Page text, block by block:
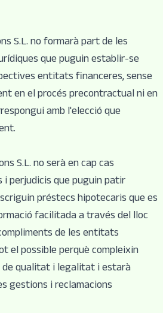
S.L. no formarà part de les
que puguin establir-se
entitats financeres, sense
en el procés precontractual ni en
amb l'elecció que
S.L. no serà en cap cas
i perjudicis que puguin patir
préstecs hipotecaris que es
facilitada a través del lloc
de les entitats
el possible perquè compleixin
de qualitat i legalitat i estarà
gestions i reclamacions